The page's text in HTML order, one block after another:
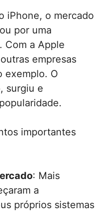
iPhone, o mercado
por uma
. Com a Apple
empresas
exemplo. O
surgiu e
importantes
: Mais
a
próprios sistemas